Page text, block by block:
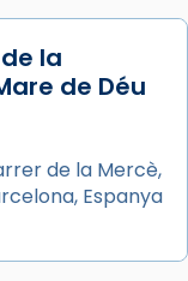
la
de Déu
de la Mercè,
Espanya